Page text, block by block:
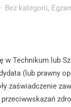
Bez kategorii,
w Technikum lub
(lub prawny
zaświadczenie